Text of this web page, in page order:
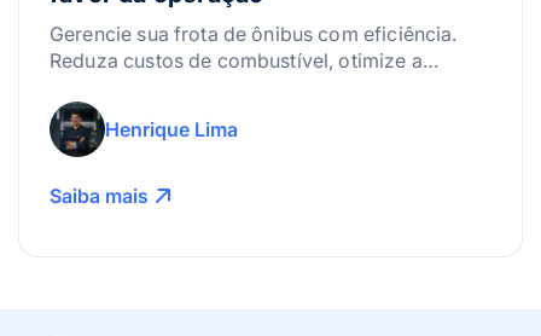
Gerencie sua frota de ônibus com eficiência.
Reduza custos de combustível, otimize a
mais!
Henrique Lima
Saiba mais